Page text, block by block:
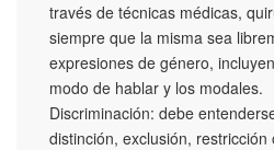
través de técnicas médicas,
siempre que la misma sea
expresiones de género,
modo de hablar y los modales.
Discriminación: debe
distinción, exclusión,